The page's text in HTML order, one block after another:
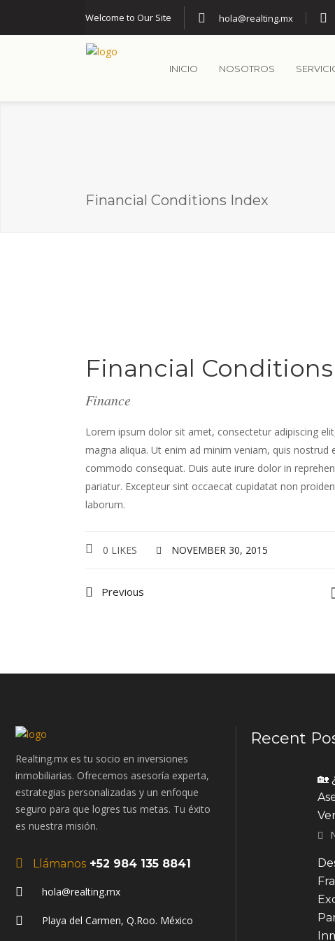
Welcome to Our Site hola@realting.mx
INICIO NOSOTROS
Financial Conditions Index
Financial
Finance
Lorem ipsum dolor sit amet, consectetur adipiscing
magna aliqua. Ut enim ad minim veniam, quis
commodo consequat. Duis aute irure dolor in
pariatur. Excepteur sint occaecat cupidatat non
laborum.
0 LIKES NOVEMBER 30, 2015
Previous
Realting.mx es tu socio en inversiones
inmobiliarias. Ofrecemos asesoría experta,
estrategias personalizadas y un enfoque
seguro para que logres tus metas. Tu éxito
es nuestra misión.
Llámanos +52 984 135 8841
hola@realting.mx
Playa del Carmen, Q.Roo. México
Recent
🏡